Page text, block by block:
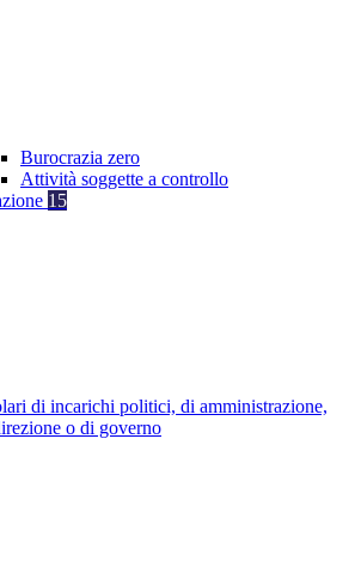
Burocrazia zero
Attività soggette a controllo
15
di incarichi politici, di amministrazione,
o di governo